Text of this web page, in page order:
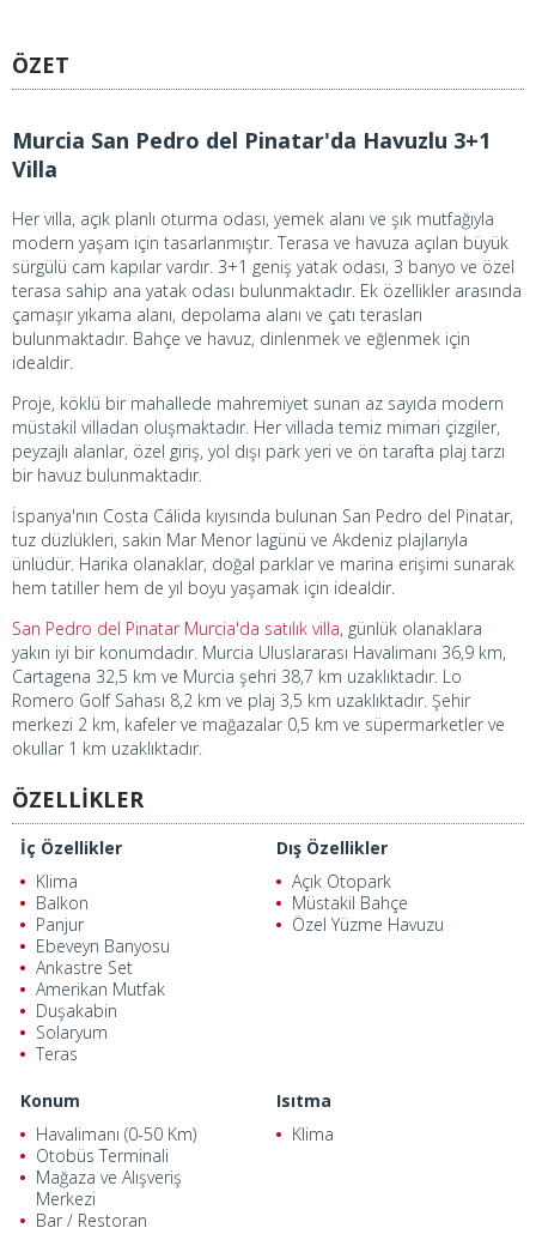
ÖZET
Murcia San Pedro del Pinatar'da Havuzlu 3+1
Villa
Her villa, açık planlı oturma odası, yemek alanı ve şık mutfağıyla
modern yaşam için tasarlanmıştır. Terasa ve havuza açılan büyük
sürgülü cam kapılar vardır. 3+1 geniş yatak odası, 3 banyo ve özel
terasa sahip ana yatak odası bulunmaktadır. Ek özellikler arasında
çamaşır yıkama alanı, depolama alanı ve çatı terasları
bulunmaktadır. Bahçe ve havuz, dinlenmek ve eğlenmek için
idealdir.
Proje, köklü bir mahallede mahremiyet sunan az sayıda modern
müstakil villadan oluşmaktadır. Her villada temiz mimari çizgiler,
peyzajlı alanlar, özel giriş, yol dışı park yeri ve ön tarafta plaj tarzı
bir havuz bulunmaktadır.
İspanya'nın Costa Cálida kıyısında bulunan San Pedro del Pinatar,
tuz düzlükleri, sakin Mar Menor lagünü ve Akdeniz plajlarıyla
ünlüdür. Harika olanaklar, doğal parklar ve marina erişimi sunarak
hem tatiller hem de yıl boyu yaşamak için idealdir.
San Pedro del Pinatar Murcia'da satılık villa, günlük olanaklara
yakın iyi bir konumdadır. Murcia Uluslararası Havalimanı 36,9 km,
Cartagena 32,5 km ve Murcia şehri 38,7 km uzaklıktadır. Lo
Romero Golf Sahası 8,2 km ve plaj 3,5 km uzaklıktadır. Şehir
merkezi 2 km, kafeler ve mağazalar 0,5 km ve süpermarketler ve
okullar 1 km uzaklıktadır.
ÖZELLİKLER
İç Özellikler
Klima
Balkon
Panjur
Ebeveyn Banyosu
Ankastre Set
Amerikan Mutfak
Duşakabin
Solaryum
Teras
Dış Özellikler
Açık Otopark
Müstakil Bahçe
Özel Yüzme Havuzu
Konum
Havalimanı (0-50 Km)
Otobüs Terminali
Mağaza ve Alışveriş
Merkezi
Bar / Restoran
Isıtma
Klima